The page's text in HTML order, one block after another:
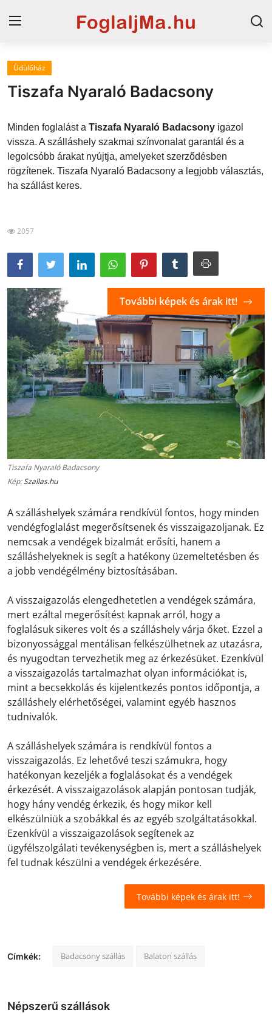
Horvát tengerpart
Horvátország
Szállások a Balatonon
Szállások Hajdúszoboszlón
Üdülőház
Tiszafa Nyaraló Badacsony
Minden foglalást a Tiszafa Nyaraló Badacsony igazol
vissza. A szálláshely szakmai színvonalat garantál és a
legolcsóbb árakat nyújtja, amelyeket szerződésben
rögzítenek. Tiszafa Nyaraló Badacsony a legjobb választás,
ha szállást keres.
2057
Tiszafa Nyaraló Badacsony
Kép:Szallas.hu
További képek és árak itt!
A szálláshelyek számára rendkívül fontos, hogy minden
vendégfoglalást megerősítsenek és visszaigazoljanak. Ez
nemcsak a vendégek bizalmát erősíti, hanem a
szálláshelyeknek is segít a hatékony üzemeltetésben és
a jobb vendégélmény biztosításában.
A visszaigazolás elengedhetetlen a vendégek számára,
mert ezáltal megerősítést kapnak arról, hogy a
foglalásuk sikeres volt és a szálláshely várja őket. Ezzel a
bizonyossággal mentálisan felkészülhetnek az utazásra,
és nyugodtan tervezhetik meg az érkezésüket. Ezenkívül
a visszaigazolás tartalmazhat olyan információkat is,
mint a becsekkolás és kijelentkezés pontos időpontja, a
szálláshely elérhetőségei, valamint egyéb hasznos
tudnivalók.
A szálláshelyek számára is rendkívül fontos a
visszaigazolás. Ez lehetővé teszi számukra, hogy
hatékonyan kezeljék a foglalásokat és a vendégek
érkezését. A visszaigazolások alapján pontosan tudják,
hogy hány vendég érkezik, és hogy mikor kell
elkészülniük a szobákkal és az egyéb szolgáltatásokkal.
Ezenkívül a visszaigazolások segítenek az
ügyfélszolgálati tevékenységben is, mert a szálláshelyek
fel tudnak készülni a vendégek érkezésére.
További képek és árak itt!
Címkék: Badacsony szállás Balaton szállás
Népszerű szállások